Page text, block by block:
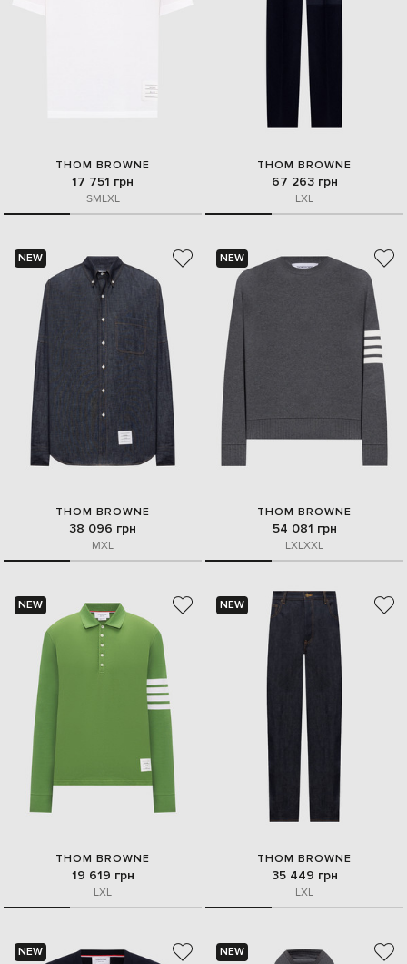
THOM BROWNE
17 751 грн
SMLXL
THOM BROWNE
67 263 грн
LXL
NEW
THOM BROWNE
38 096 грн
MXL
NEW
THOM BROWNE
54 081 грн
LXLXXL
NEW
THOM BROWNE
19 619 грн
LXL
NEW
THOM BROWNE
35 449 грн
LXL
NEW NEW